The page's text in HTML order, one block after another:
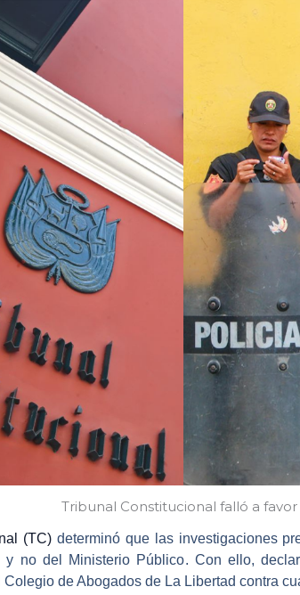
Tribunal Constitucional falló a favor
(TC) determinó que lasinvestigaciones
no del Ministerio Público. Con ello,
de Abogados de La Libertad contra